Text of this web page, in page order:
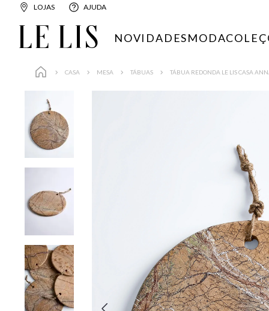
LOJAS AJUDA
NOVIDADESMODA
CASA MESA TÁBUAS TÁBUA REDONDA LE LIS CASA